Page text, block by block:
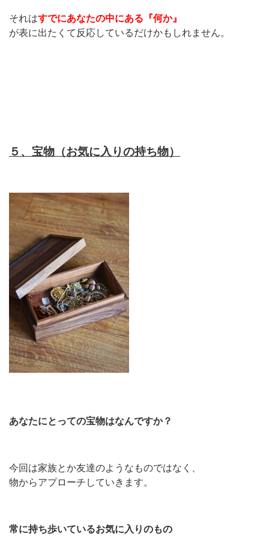
それはすでにあなたの中にある『何か』
が表に出たくて反応しているだけかもしれません。
５、宝物（お気に入りの持ち物）
あなたにとっての宝物はなんですか？
今回は家族とか友達のようなものではなく、
物からアプローチしていきます。
常に持ち歩いているお気に入りのもの